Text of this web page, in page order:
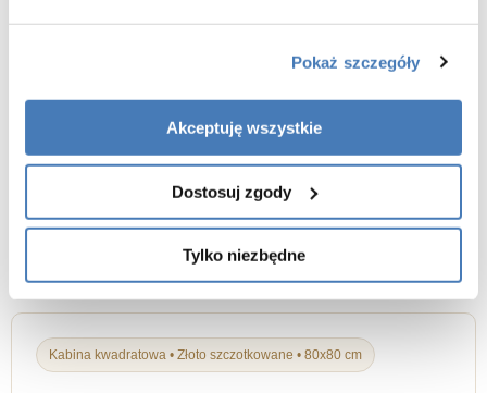
Pokaż szczegóły
Akceptuję wszystkie
Dostosuj zgody
Tylko niezbędne
Kolor profili: złoto szczotkowane
Typ wejścia: drzwi przesuwne
Promień: 55 cm
Rolki dolne wypinane: tak
Typ rolek: podwójne nylonowo-stalowe
Uszczelka magnetyczna: tak
Gwarancja: 3 lata
Kabina kwadratowa • Złoto szczotkowane • 80x80 cm